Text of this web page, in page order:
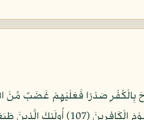
بِالْكُفْرِ صَدْرًا فَعَلَيْهِمْ غَضَبٌ مِّنَ
عَظِيمٌ (106) ذَلِكَ بِأَنَّهُمُ اسْتَحَبُّواْ الْحَيَاةَ الْدُّنْيَا عَلَى الآخِرَةِ وَأَنَّ